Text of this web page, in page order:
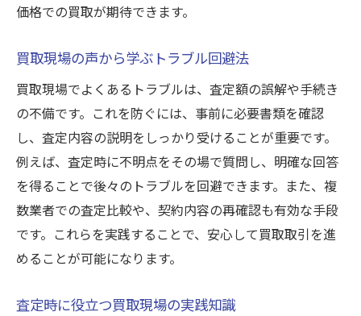
価格での買取が期待できます。
買取現場の声から学ぶトラブル回避法
買取現場でよくあるトラブルは、査定額の誤解や手続き
の不備です。これを防ぐには、事前に必要書類を確認
し、査定内容の説明をしっかり受けることが重要です。
例えば、査定時に不明点をその場で質問し、明確な回答
を得ることで後々のトラブルを回避できます。また、複
数業者での査定比較や、契約内容の再確認も有効な手段
です。これらを実践することで、安心して買取取引を進
めることが可能になります。
査定時に役立つ買取現場の実践知識